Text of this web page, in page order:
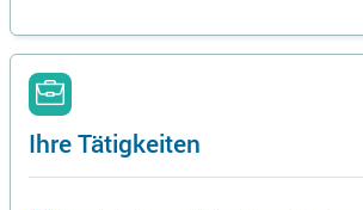
Ihre Tätigkeiten